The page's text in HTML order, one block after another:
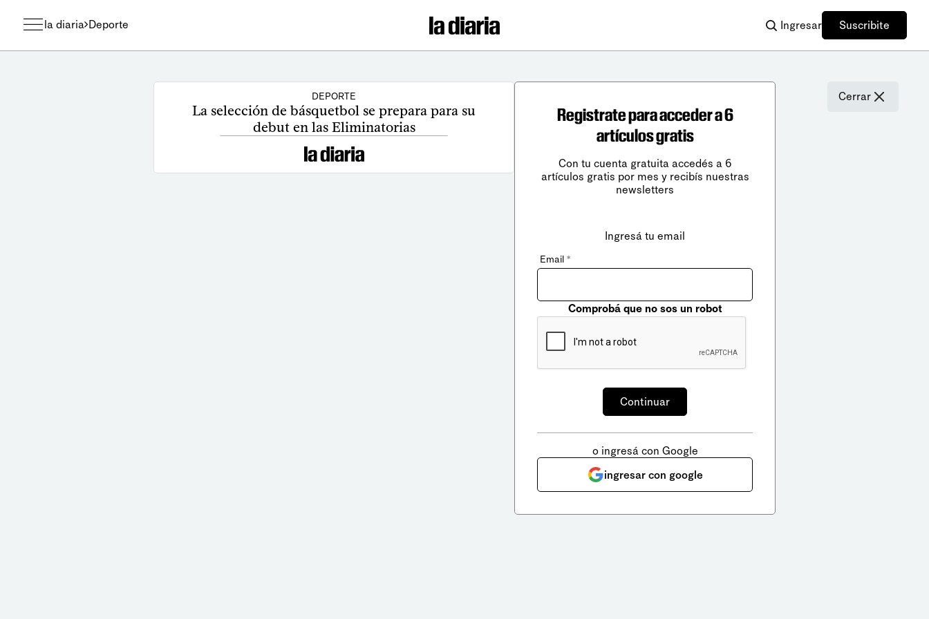
la diaria Deporte Ingresar Suscribite
DEPORTE
La selección de básquetbol se prepara para su
debut en las Eliminatorias
Cerrar
Registrate para acceder a 6
artículos gratis
Con tu cuenta gratuita accedés a 6
artículos gratis por mes y recibís nuestras
newsletters
Ingresá tu email
Email *
Comprobá que no sos un robot
o ingresá con Google
ingresar con google